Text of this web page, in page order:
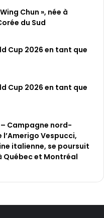
Chun », née à
du Sud
Cup 2026 en tant que
Cup 2026 en tant que
Campagne nord-
Vespucci,
italienne, se poursuit
Québec et Montréal